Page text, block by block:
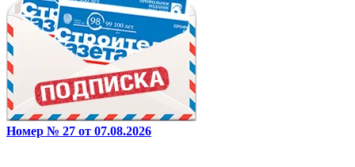
Номер № 27 от 07.08.2026